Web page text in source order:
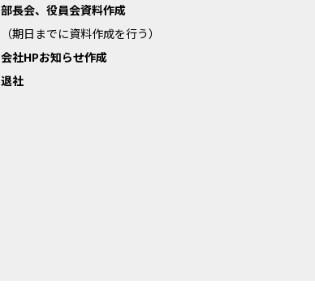
部長会、役員会資料作成
（期日までに資料作成を行う）
会社HPお知らせ作成
退社